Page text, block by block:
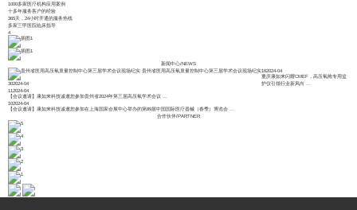
1000多家医疗机构应用案例
十多年服务客户的经验
365天，24小时开通的服务热线
多家三甲医院临床指导
4
新闻中心/NEWS
贵州省医用高压氧质量控制中心第三届学术会议现场纪实
302024-04
162024-04
重庆康如来闪耀CMEF，高压氧舱专用监
护仪引领行业新风向
112024-04
【会议邀请】康如来科技诚邀您参加贵州省2024年第三届高压氧学术会议
102024-04
【会议邀请】康如来科技诚邀您参加在上海国家会展中心举办的第89届中国国际医疗器械（春季）博览会
合作伙伴/PARTNER